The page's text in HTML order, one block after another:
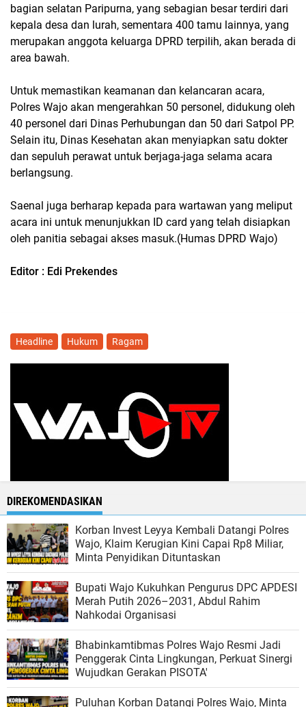
bagian selatan Paripurna, yang sebagian besar terdiri dari
kepala desa dan lurah, sementara 400 tamu lainnya, yang
merupakan anggota keluarga DPRD terpilih, akan berada di
area bawah.
Untuk memastikan keamanan dan kelancaran acara,
Polres Wajo akan mengerahkan 50 personel, didukung oleh
40 personel dari Dinas Perhubungan dan 50 dari Satpol PP.
Selain itu, Dinas Kesehatan akan menyiapkan satu dokter
dan sepuluh perawat untuk berjaga-jaga selama acara
berlangsung.
Saenal juga berharap kepada para wartawan yang meliput
acara ini untuk menunjukkan ID card yang telah disiapkan
oleh panitia sebagai akses masuk.(Humas DPRD Wajo)
Editor : Edi Prekendes
Headline Hukum Ragam
DIREKOMENDASIKAN
Korban Invest Leyya Kembali Datangi Polres
Wajo, Klaim Kerugian Kini Capai Rp8 Miliar,
Minta Penyidikan Dituntaskan
Bupati Wajo Kukuhkan Pengurus DPC APDESI
Merah Putih 2026–2031, Abdul Rahim
Nahkodai Organisasi
Bhabinkamtibmas Polres Wajo Resmi Jadi
Penggerak Cinta Lingkungan, Perkuat Sinergi
Wujudkan Gerakan PISOTA'
Puluhan Korban Datangi Polres Wajo, Minta